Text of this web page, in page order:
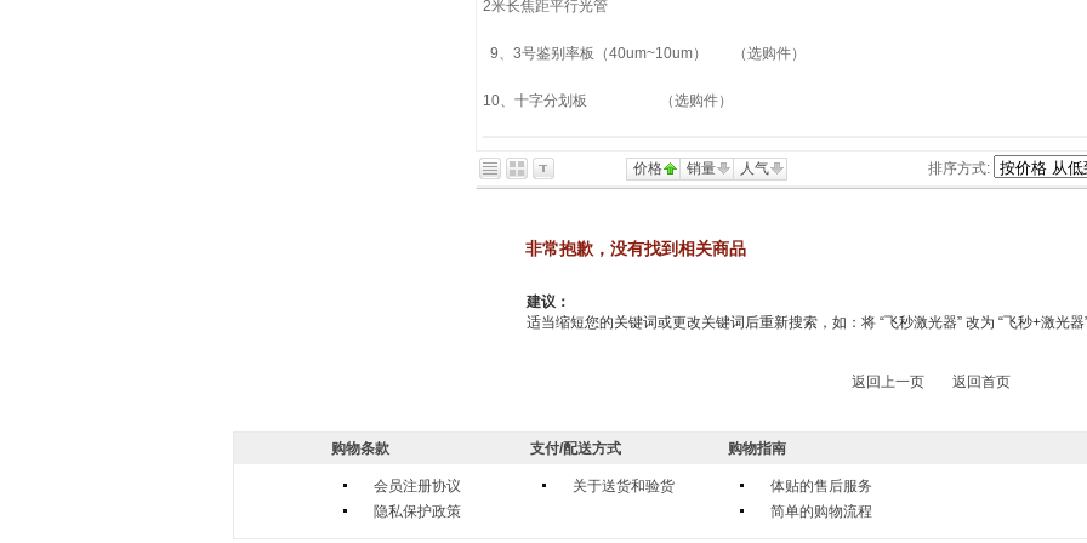
2米长焦距平行光管
9、3号鉴别率板（40um~10um） （选购件）
10、十字分划板 （选购件）
价格 销量 人气 排序方式:
非常抱歉，没有找到相关商品
建议：
适当缩短您的关键词或更改关键词后重新搜索，如：将 “飞秒激光器” 改为 “飞秒+激光器
返回上一页 返回首页
购物条款
会员注册协议
隐私保护政策
支付/配送方式
关于送货和验货
购物指南
体贴的售后服务
简单的购物流程